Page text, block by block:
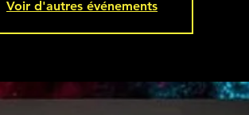
Voir d'autres événements